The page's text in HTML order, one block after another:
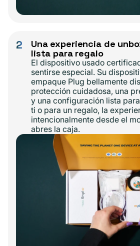
2
Una experiencia de
lista para regalo
El dispositivo usado
sentirse especial. Su
empaque Plug bellamente
protección cuidadosa, una
y una configuración lista
ti o para un regalo, la
intencionalmente desde el
abres la caja.